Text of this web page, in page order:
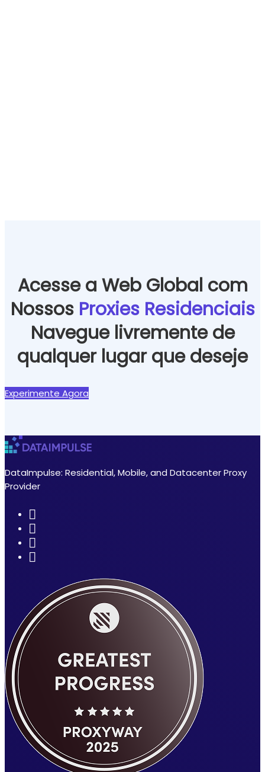
Acesse a Web Global com
Nossos Proxies Residenciais
Navegue livremente de
qualquer lugar que deseje
Experimente Agora
DataImpulse: Residential, Mobile, and Datacenter Proxy
Provider